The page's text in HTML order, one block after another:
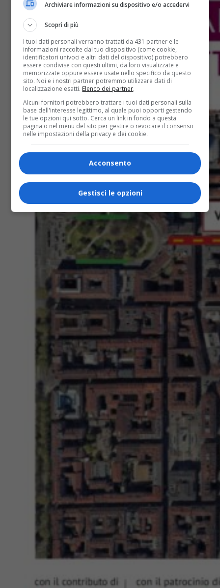
Archiviare informazioni su dispositivo e/o accedervi
Scopri di più
I tuoi dati personali verranno trattati da 431 partner e le
informazioni raccolte dal tuo dispositivo (come cookie,
identificatori univoci e altri dati del dispositivo) potrebbero
essere condivise con questi ultimi, da loro visualizzate e
memorizzate oppure essere usate nello specifico da questo
sito. Noi e i nostri partner potremmo utilizzare dati di
localizzazione esatti. Elenco dei partner.
Alcuni fornitori potrebbero trattare i tuoi dati personali sulla
base dell'interesse legittimo, al quale puoi opporti gestendo
le tue opzioni qui sotto. Cerca un link in fondo a questa
pagina o nel menu del sito per gestire o revocare il consenso
nelle impostazioni della privacy e dei cookie.
Acconsento
Gestisci le opzioni